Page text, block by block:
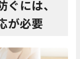
には、
が必要